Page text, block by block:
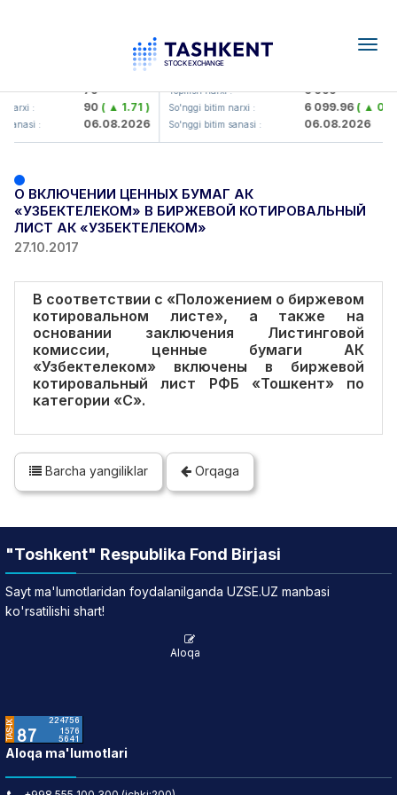
: 79
narxi : 90( ▲ 1.71 )
sanasi : 06.08.2026
UZMK (<O'zmetkombinat> AJ)
Yopilish narxi : 6 099
So'nggi bitim narxi : 6 099.96( ▲
So'nggi bitim sanasi : 06.08.2026
О ВКЛЮЧЕНИИ ЦЕННЫХ БУМАГ АК
«УЗБЕКТЕЛЕКОМ» В БИРЖЕВОЙ КОТИРОВАЛЬНЫЙ
ЛИСТ АК «УЗБЕКТЕЛЕКОМ»
27.10.2017
В соответствии с «Положением о биржевом
котировальном листе», а также на
основании заключения Листинговой
комиссии, ценные бумаги АК
«Узбектелеком» включены в биржевой
котировальный лист РФБ «Тошкент» по
категории «C».
Barcha yangiliklar Orqaga
"Toshkent" Respublika Fond Birjasi
Sayt ma'lumotlaridan foydalanilganda UZSE.UZ manbasi
ko'rsatilishi shart!
Aloqa
Aloqa ma'lumotlari